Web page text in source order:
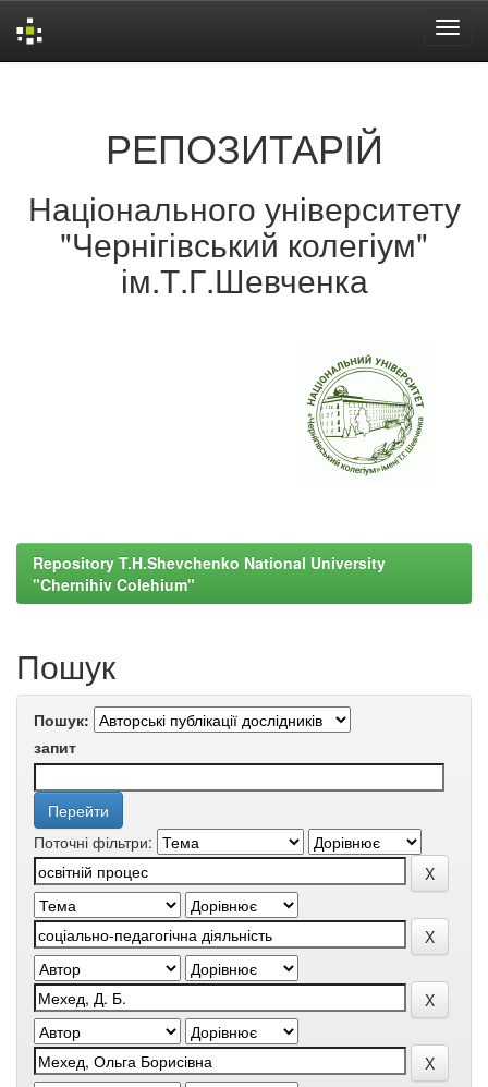
РЕПОЗИТАРІЙ
Національного університету
"Чернігівський колегіум"
ім.Т.Г.Шевченка
Repository T.H.Shevchenko National University
"Chernihiv Colehium"
Пошук
Пошук:
запит
Поточні фільтри: